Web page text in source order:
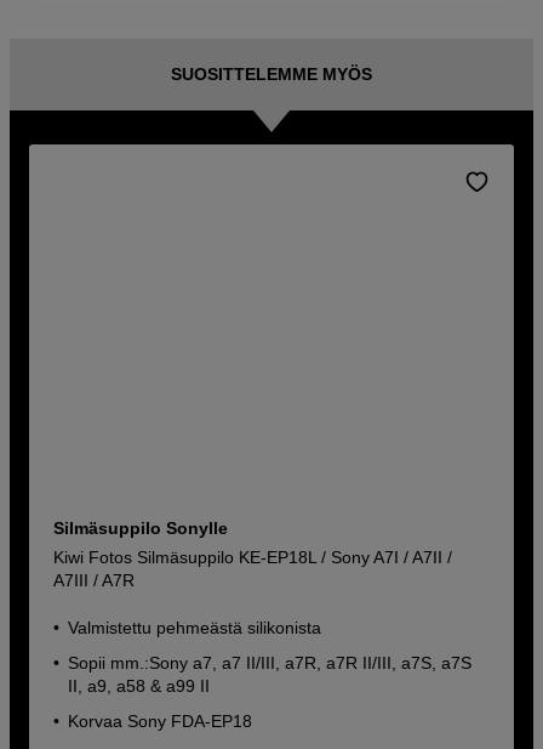
SUOSITTELEMME MYÖS
Silmäsuppilo Sonylle
Kiwi Fotos Silmäsuppilo KE-EP18L / Sony A7I / A7II /
A7III / A7R
Valmistettu pehmeästä silikonista
Sopii mm.:Sony a7, a7 II/III, a7R, a7R II/III, a7S, a7S
II, a9, a58 & a99 II
Korvaa Sony FDA-EP18